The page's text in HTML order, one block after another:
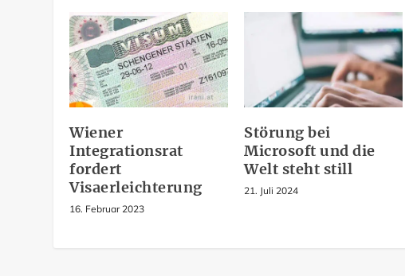
Wiener
Integrationsrat
fordert
Visaerleichterung
16. Februar 2023
Störung bei
Microsoft und die
Welt steht still
21. Juli 2024